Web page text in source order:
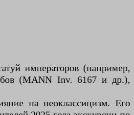
императоров (например,
(MANN Inv. 6167 и др.),
на неоклассицизм. Его